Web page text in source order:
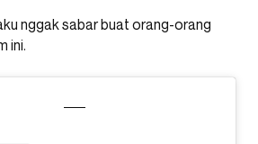
nggak sabar buat orang-orang
ini.